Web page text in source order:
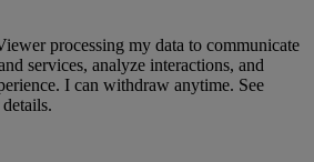
processing my data to communicate
services, analyze interactions, and
I can withdraw anytime. See